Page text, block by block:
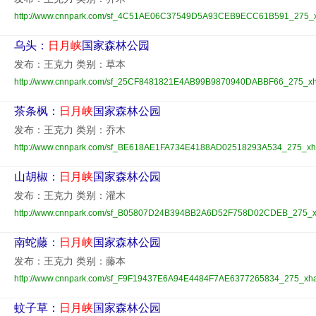
http://www.cnnpark.com/
乌头： 日月峡国家森林公园
发布：王克力 类别：草本
http://www.cnnpark.com/
茶条枫： 日月峡国家森林公园
发布：王克力 类别：乔木
http://www.cnnpark.com/
山胡椒： 日月峡国家森林公园
发布：王克力 类别：灌木
http://www.cnnpark.com/
南蛇藤： 日月峡国家森林公园
发布：王克力 类别：藤本
http://www.cnnpark.com/
蚊子草： 日月峡国家森林公园